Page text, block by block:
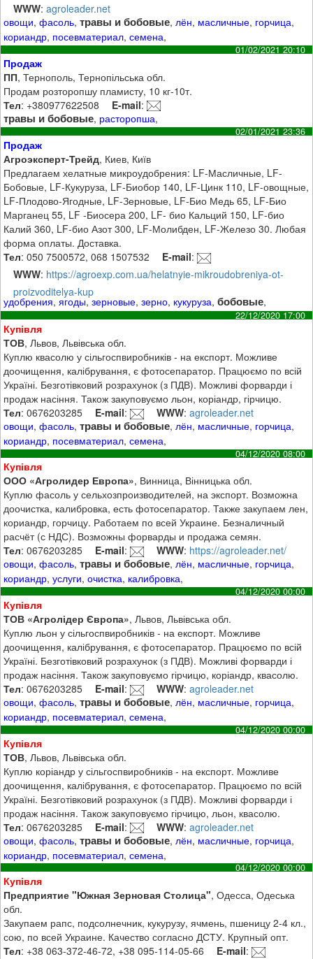
WWW:agroleader.net
овощи,фасоль,травы и бобовые, лён, масличные, горчица,
кориандр, посевматериал,семена,
01/02/2021 20:10
Продаж
ПП, Тернополь, Тернопільська обл.
Продам розторопшу пламисту, 10 кг-10т.
Тел: +380977622508 E-mail:
травы и бобовые, расторопша,
02/01/2021 23:36
Продаж
Агроэксперт-Трейд, Киев, Київ
Предлагаем хелатные микроудобрения: LF-Масличные, LF-
Бобовые, LF-Кукуруза, LF-Биобор 140, LF-Цинк 110, LF-овощные,
LF-Плодово-Ягодные, LF-Зерновые, LF-Био Медь 65, LF-Био
Марганец 55, LF -Биосера 200, LF- био Кальций 150, LF-био
Калий 360, LF-био Азот 300, LF-Молибден, LF-Железо 30. Любая
форма оплаты. Доставка.
Тел: 050 7500572, 068 1507532 E-mail:
WWW: https://agroexp.com.ua/helatnyie-mikroudobreniya-ot-
proizvoditelya-kup
удобрения,ягоды,зерновые,зерно, кукуруза,бобовые,
22/12/2020 17:00
Купівля
ТОВ, Львов, Львівська обл.
Куплю квасолю у сільгоспвиробників - на експорт. Можливе
доочищення, калібрування, є фотосепаратор. Працюємо по всій
Україні. Безготівковий розрахунок (з ПДВ). Можливі форварди і
продаж насіння. Також закуповуємо льон, коріандр, гірчицю.
Тел: 0676203285 E-mail: WWW:agroleader.net
овощи,фасоль,травы и бобовые, лён, масличные, горчица,
кориандр, посевматериал,семена,
04/12/2020 08:00
Купівля
ООО «Агролидер Европа», Винница, Вінницька обл.
Куплю фасоль у сельхозпроизводителей, на экспорт. Возможна
доочистка, калибровка, есть фотосепаратор. Также закупаем лен,
кориандр, горчицу. Работаем по всей Украине. Безналичный
расчёт (с НДС). Возможны форварды и продажа семян.
Тел: 0676203285 E-mail: WWW: https://agroleader.net/
овощи,фасоль,травы и бобовые,лён, масличные, горчица,
кориандр,услуги,очистка, калибровка,
04/12/2020 00:00
Купівля
ТОВ «Агролідер Європа», Львов, Львівська обл.
Куплю льон у сільгоспвиробників - на експорт. Можливе
доочищення, калібрування, є фотосепаратор. Працюємо по всій
Україні. Безготівковий розрахунок (з ПДВ). Можливі форварди і
продаж насіння. Також закуповуємо гірчицю, коріандр, квасолю.
Тел: 0676203285 E-mail: WWW:agroleader.net
овощи,фасоль,травы и бобовые, лён, масличные, горчица,
кориандр, посевматериал,семена,
04/12/2020 00:00
Купівля
ТОВ, Львов, Львівська обл.
Куплю коріандр у сільгоспвиробників - на експорт. Можливе
доочищення, калібрування, є фотосепаратор. Працюємо по всій
Україні. Безготівковий розрахунок (з ПДВ). Можливі форварди і
продаж насіння. Також закуповуємо гірчицю, льон, квасолю.
Тел: 0676203285 E-mail: WWW:agroleader.net
овощи,фасоль,травы и бобовые, лён, масличные, горчица,
кориандр, посевматериал,семена,
04/12/2020 00:00
Купівля
Предприятие "Южная Зерновая Столица", Одесса, Одеська
обл.
Закупаем рапс, подсолнечник, кукурузу, ячмень, пшеницу 2-4 кл.,
сою, по всей Украине. Качество согласно ДСТУ. Крупный опт.
Тел: +38 063-372-46-72, +38 095-114-05-66 E-mail: